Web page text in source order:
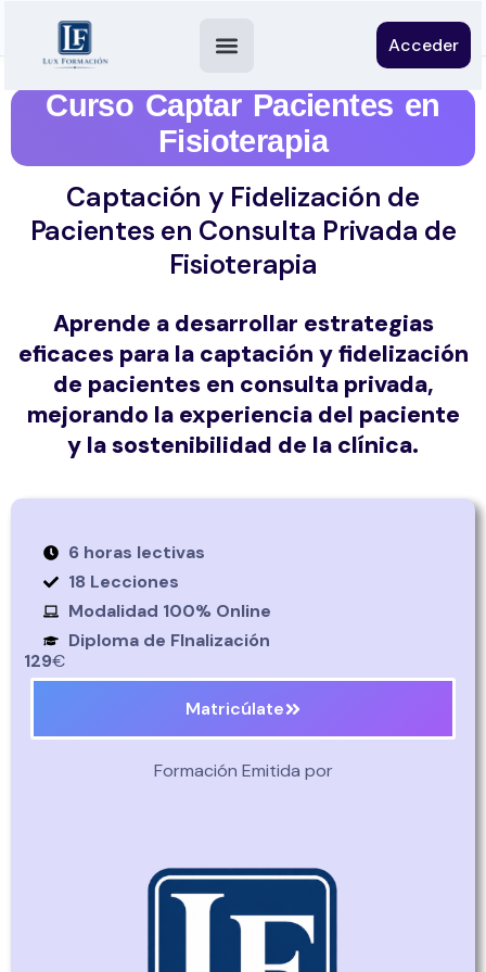
Acceder
Curso Captar Pacientes en
Fisioterapia
Captación y Fidelización de
Pacientes en Consulta Privada de
Fisioterapia
Aprende a desarrollar estrategias
eficaces para la captación y fidelización
de pacientes en consulta privada,
mejorando la experiencia del paciente
y la sostenibilidad de la clínica.
6 horas lectivas
18 Lecciones
Modalidad 100% Online
Diploma de FInalización
129€
Matricúlate
Formación Emitida por